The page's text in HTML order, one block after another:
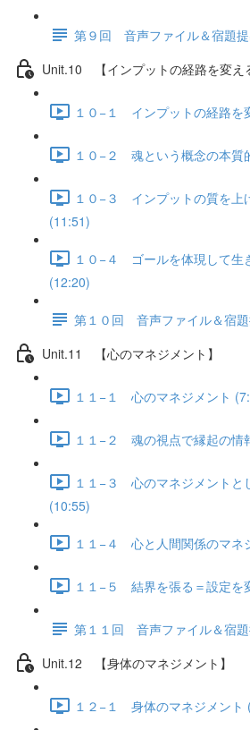
第９回 音声ファイル＆宿題提
Unit.10 【インプットの経路を変え
１０−１ インプットの経路を
１０−２ 魂という概念の本質
１０−３ インプットの質を上
(11:51)
１０−４ ゴールを体現して生
(12:20)
第１０回 音声ファイル＆宿題
Unit.11 【心のマネジメント】
１１−１ 心のマネジメント
１１−２ 魂の視点で縁起の情
１１−３ 心のマネジメントと
(10:55)
１１−４ 心と人間関係のマネ
１１−５ 結界を張る＝設定を
第１１回 音声ファイル＆宿題
Unit.12 【身体のマネジメント】
１２−１ 身体のマネジメント